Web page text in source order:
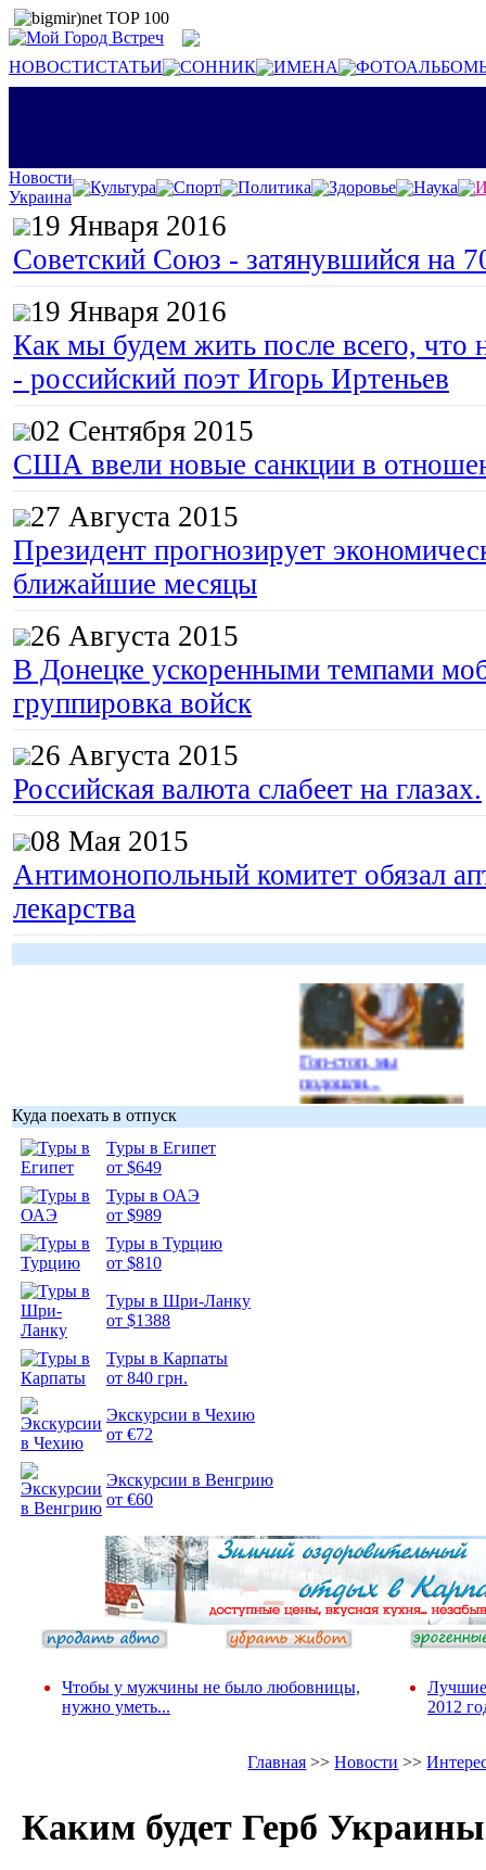
НОВОСТИСТАТЬИ СОННИК ИМЕНА
Новости
Украина
Культура Спорт Политика Здоровье Наука
19 Января 2016
Советский Союз - затянувшийся на
19 Января 2016
Как мы будем жить после всего, что
- российский поэт Игорь Иртеньев
02 Сентября 2015
США ввели новые санкции в
27 Августа 2015
Президент прогнозирует
ближайшие месяцы
26 Августа 2015
В Донецке ускоренными темпами
группировка войск
26 Августа 2015
Российская валюта слабеет на глазах.
08 Мая 2015
Антимонопольный комитет обязал
лекарства
Гоп-стоп, мы
подошли...
Куда поехать в отпуск
Туры в Египет
от $649
Туры в ОАЭ
от $989
Туры в Турцию
от $810
Туры в Шри-Ланку
от $1388
Туры в Карпаты
от 840 грн.
Экскурсии в Чехию
от €72
Экскурсии в Венгрию
от €60
Чтобы у мужчины не было любовницы,
нужно уметь...
Лучшие
2012
Главная >>Новости >>
Каким будет Герб